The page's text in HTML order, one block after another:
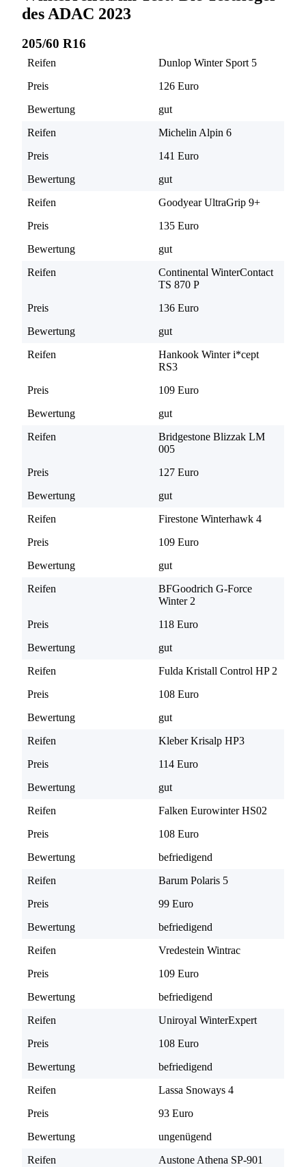
des ADAC 2023
205/60 R16
Reifen
Dunlop Winter Sport 5
Preis
126 Euro
Bewertung
gut
Reifen
Michelin Alpin 6
Preis
141 Euro
Bewertung
gut
Reifen
Goodyear UltraGrip 9+
Preis
135 Euro
Bewertung
gut
Reifen
Continental WinterContact
TS 870 P
Preis
136 Euro
Bewertung
gut
Reifen
Hankook Winter i*cept
RS3
Preis
109 Euro
Bewertung
gut
Reifen
Bridgestone Blizzak LM
005
Preis
127 Euro
Bewertung
gut
Reifen
Firestone Winterhawk 4
Preis
109 Euro
Bewertung
gut
Reifen
BFGoodrich G-Force
Winter 2
Preis
118 Euro
Bewertung
gut
Reifen
Fulda Kristall Control HP 2
Preis
108 Euro
Bewertung
gut
Reifen
Kleber Krisalp HP3
Preis
114 Euro
Bewertung
gut
Reifen
Falken Eurowinter HS02
Preis
108 Euro
Bewertung
befriedigend
Reifen
Barum Polaris 5
Preis
99 Euro
Bewertung
befriedigend
Reifen
Vredestein Wintrac
Preis
109 Euro
Bewertung
befriedigend
Reifen
Uniroyal WinterExpert
Preis
108 Euro
Bewertung
befriedigend
Reifen
Lassa Snoways 4
Preis
93 Euro
Bewertung
ungenügend
Reifen
Austone Athena SP-901